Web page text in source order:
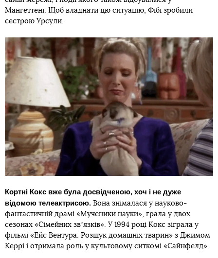
Мангеттені. Щоб владнати цю ситуацію, Фібі зробили
сестрою Урсули.
Кортні Кокс вже була досвідченою, хоч і не дуже
відомою телеактрисою. Вона знімалася у науково-
фантастичній драмі «Мученики науки», грала у двох
сезонах «Сімейних звʼязків». У 1994 році Кокс зіграла у
фільмі «Ейс Вентура: Розшук домашніх тварин» з Джимом
Керрі і отримала роль у культовому ситкомі «Сайнфелд».